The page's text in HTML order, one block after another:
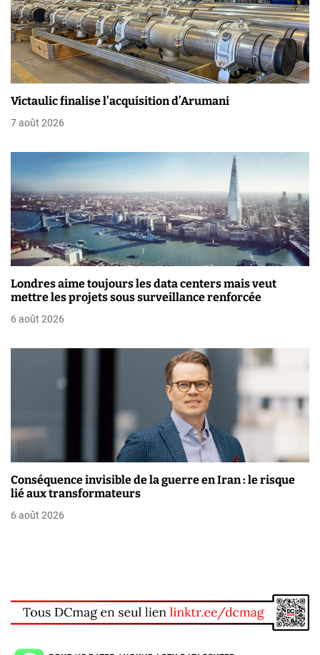
i
o
n
d
e
’
a
r
t
i
c
Victaulic finalise l’acquisition d’Arumani
7 août 2026
Londres aime toujours les data centers mais veut
mettre les projets sous surveillance renforcée
6 août 2026
Conséquence invisible de la guerre en Iran : le risque
lié aux transformateurs
6 août 2026